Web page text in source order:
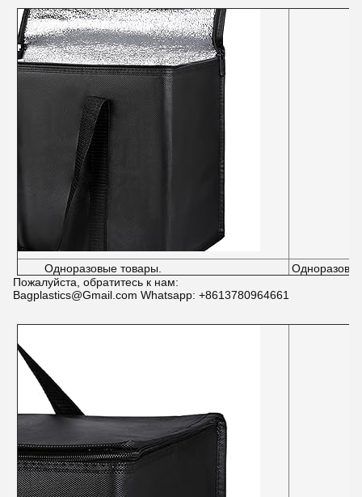
Одноразовые товары.
Пожалуйста, обратитесь к нам:
Bagplastics@Gmail.com Whatsapp: +8613780964661